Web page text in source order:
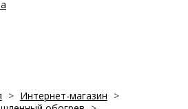
> Интернет-магазин >